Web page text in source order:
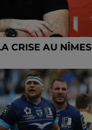
CRISE AU NÎMES